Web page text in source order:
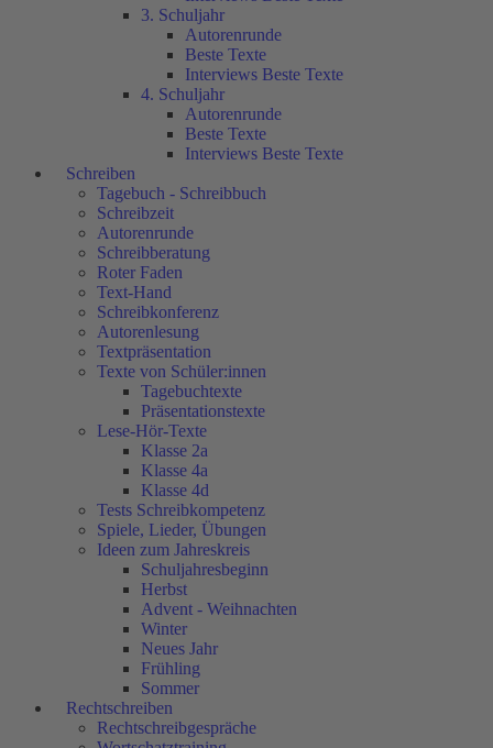
3. Schuljahr
Autorenrunde
Beste Texte
Interviews Beste Texte
4. Schuljahr
Autorenrunde
Beste Texte
Interviews Beste Texte
Schreiben
Tagebuch - Schreibbuch
Schreibzeit
Autorenrunde
Schreibberatung
Roter Faden
Text-Hand
Schreibkonferenz
Autorenlesung
Textpräsentation
Texte von Schüler:innen
Tagebuchtexte
Präsentationstexte
Lese-Hör-Texte
Klasse 2a
Klasse 4a
Klasse 4d
Tests Schreibkompetenz
Spiele, Lieder, Übungen
Ideen zum Jahreskreis
Schuljahresbeginn
Herbst
Advent - Weihnachten
Winter
Neues Jahr
Frühling
Sommer
Rechtschreiben
Rechtschreibgespräche